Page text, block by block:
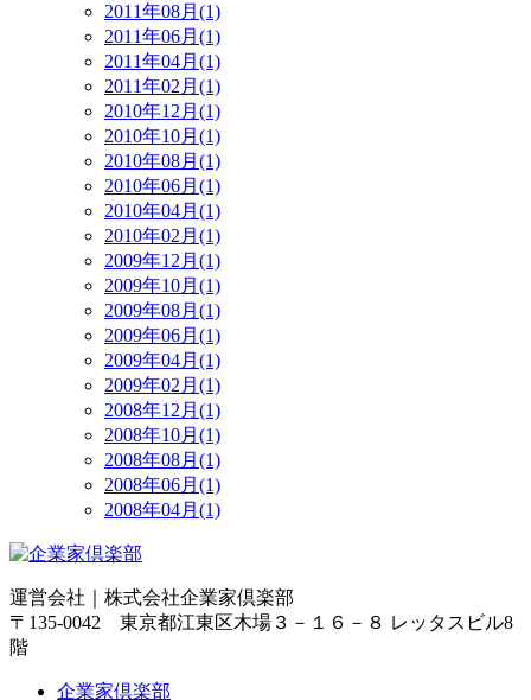
2011年08月(1)
2011年06月(1)
2011年04月(1)
2011年02月(1)
2010年12月(1)
2010年10月(1)
2010年08月(1)
2010年06月(1)
2010年04月(1)
2010年02月(1)
2009年12月(1)
2009年10月(1)
2009年08月(1)
2009年06月(1)
2009年04月(1)
2009年02月(1)
2008年12月(1)
2008年10月(1)
2008年08月(1)
2008年06月(1)
2008年04月(1)
運営会社｜ 株式会社企業家倶楽部
〒135-0042 東京都江東区木場３－１６－８ レッタスビル8
階
企業家倶楽部